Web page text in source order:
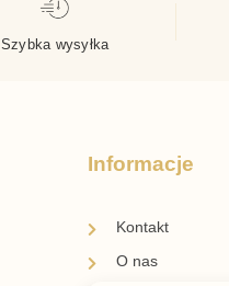
Szybka wysyłka
Informacje
Kontakt
O nas